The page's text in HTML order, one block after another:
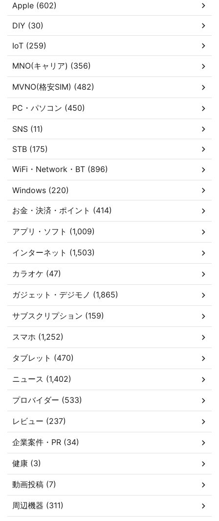
Apple (602)
DIY (30)
IoT (259)
MNO(キャリア) (356)
MVNO(格安SIM) (482)
PC・パソコン (450)
SNS (11)
STB (175)
WiFi・Network・BT (896)
Windows (220)
お金・決済・ポイント (414)
アプリ・ソフト (1,009)
インターネット (1,503)
カラオケ (47)
ガジェット・デジモノ (1,865)
サブスクリプション (159)
スマホ (1,252)
タブレット (470)
ニュース (1,402)
プロバイダー (533)
レビュー (237)
企業案件・PR (34)
健康 (3)
動画投稿 (7)
周辺機器 (311)